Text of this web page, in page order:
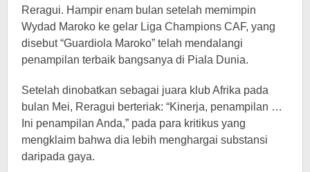
Reragui. Hampir enam bulan setelah memimpin
Wydad Maroko ke gelar Liga Champions CAF, yang
disebut “Guardiola Maroko” telah mendalangi
penampilan terbaik bangsanya di Piala Dunia.
Setelah dinobatkan sebagai juara klub Afrika pada
bulan Mei, Reragui berteriak: “Kinerja, penampilan …
Ini penampilan Anda,” pada para kritikus yang
mengklaim bahwa dia lebih menghargai substansi
daripada gaya.